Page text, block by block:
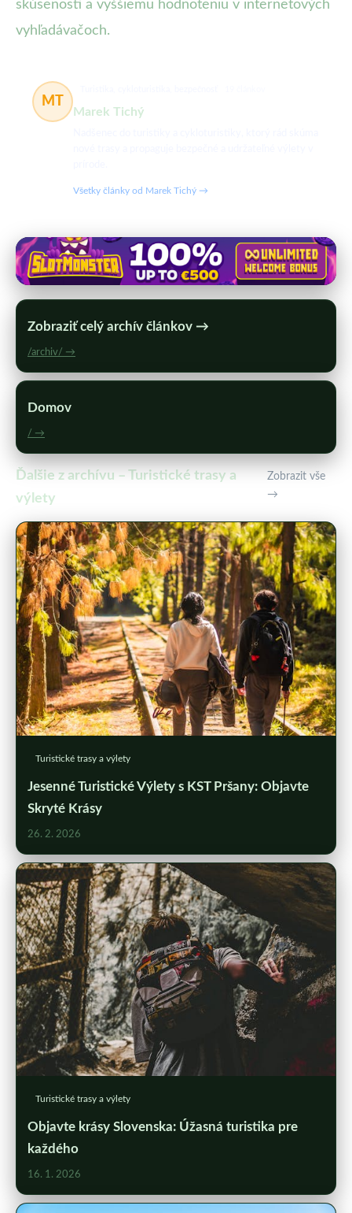
skúsenosti a vyššiemu hodnoteniu v internetových
vyhľadávačoch.
MT
Marek Tichý
Všetky články od Marek Tichý →
Zobraziť celý archív článkov →
/archiv/ →
Domov
/ →
Ďalšie z archívu – Turistické trasy a
výlety
Zobrazit vše
→
Turistické trasy a výlety
Jesenné Turistické Výlety s KST Pršany: Objavte
Skryté Krásy
26. 2. 2026
Turistické trasy a výlety
Objavte krásy Slovenska: Úžasná turistika pre
každého
16. 1. 2026